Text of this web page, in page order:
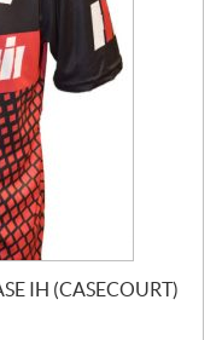
IH (CASECOURT)